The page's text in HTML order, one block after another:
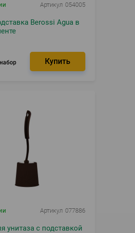
Артикул 054005
Berossi Agua в
набор
Артикул 077886
унитаза с подставкой